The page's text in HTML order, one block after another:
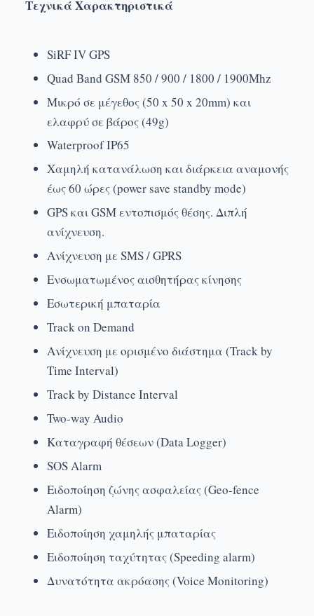
Τεχνικά Χαρακτηριστικά
SiRF IV GPS
Quad Band GSM 850 / 900 / 1800 / 1900Mhz
Μικρό σε μέγεθος (50 x 50 x 20mm) και
ελαφρύ σε βάρος (49g)
Waterproof IP65
Χαμηλή κατανάλωση και διάρκεια αναμονής
έως 60 ώρες (power save standby mode)
GPS και GSM εντοπισμός θέσης. Διπλή
ανίχνευση.
Ανίχνευση με SMS / GPRS
Ενσωματωμένος αισθητήρας κίνησης
Εσωτερική μπαταρία
Track on Demand
Ανίχνευση με ορισμένο διάστημα (Track by
Time Interval)
Track by Distance Interval
Two-way Audio
Καταγραφή θέσεων (Data Logger)
SOS Alarm
Ειδοποίηση ζώνης ασφαλείας (Geo-fence
Alarm)
Ειδοποίηση χαμηλής μπαταρίας
Ειδοποίηση ταχύτητας (Speeding alarm)
Δυνατότητα ακρόασης (Voice Monitoring)